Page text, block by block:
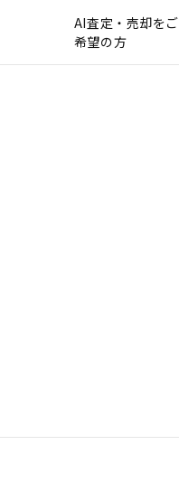
AI査定・売却をご
希望の方